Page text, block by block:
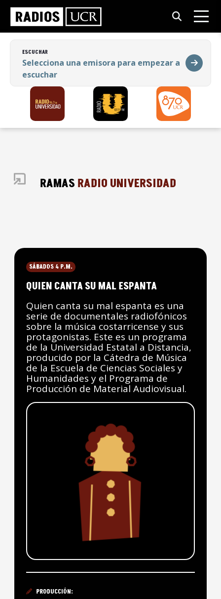
ESCUCHAR
Selecciona una emisora para empezar a
escuchar
ESCUCHAR
Selecciona una emisora para empezar a
escuchar
PROGRAMAS RADIO UNIVERSIDAD
SÁBADOS 4 P.M.
QUIEN CANTA SU MAL ESPANTA
Quien canta su mal espanta es una
serie de documentales radiofónicos
sobre la música costarricense y sus
protagonistas. Este es un programa
de la Universidad Estatal a Distancia,
producido por la Cátedra de Música
de la Escuela de Ciencias Sociales y
Humanidades y el Programa de
Producción de Material Audiovisual.
PRODUCCIÓN: